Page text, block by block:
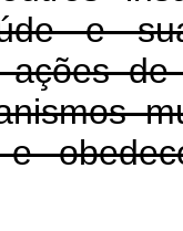
e
ações